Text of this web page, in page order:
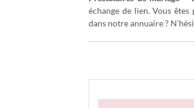
échange de lien. Vous
dans notre annuaire ?